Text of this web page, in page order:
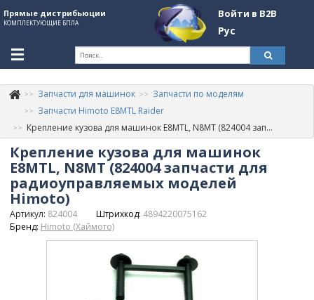
Прямые дистрибьюции
КОМПЛЕКТУЮЩИЕ БПЛА
Войти в B2B
Рус
+380507774092
Информация о компании
About Company
Обзоры
Категории
Запчасти для машинок
Запчасти по моделям
Запчасти Himoto E8MTL Raider
Крепление кузова для машинок E8MTL, N8MT (824004 запчасти для радиоуправляемых моделей Himoto)
Крепление кузова для машинок
E8MTL, N8MT (824004 запчасти для
радиоуправляемых моделей
Himoto)
Артикул: 824004 Штрихкод: 4894220075162
Бренд: Himoto (Хаймото)